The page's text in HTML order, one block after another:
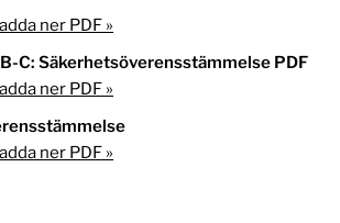
ner PDF »
C: Säkerhetsöverensstämmelse PDF
ner PDF »
ner PDF »